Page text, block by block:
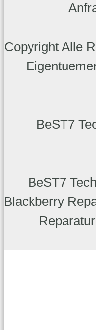
Copyright Alle
BeST7
BeST7
Blackberry